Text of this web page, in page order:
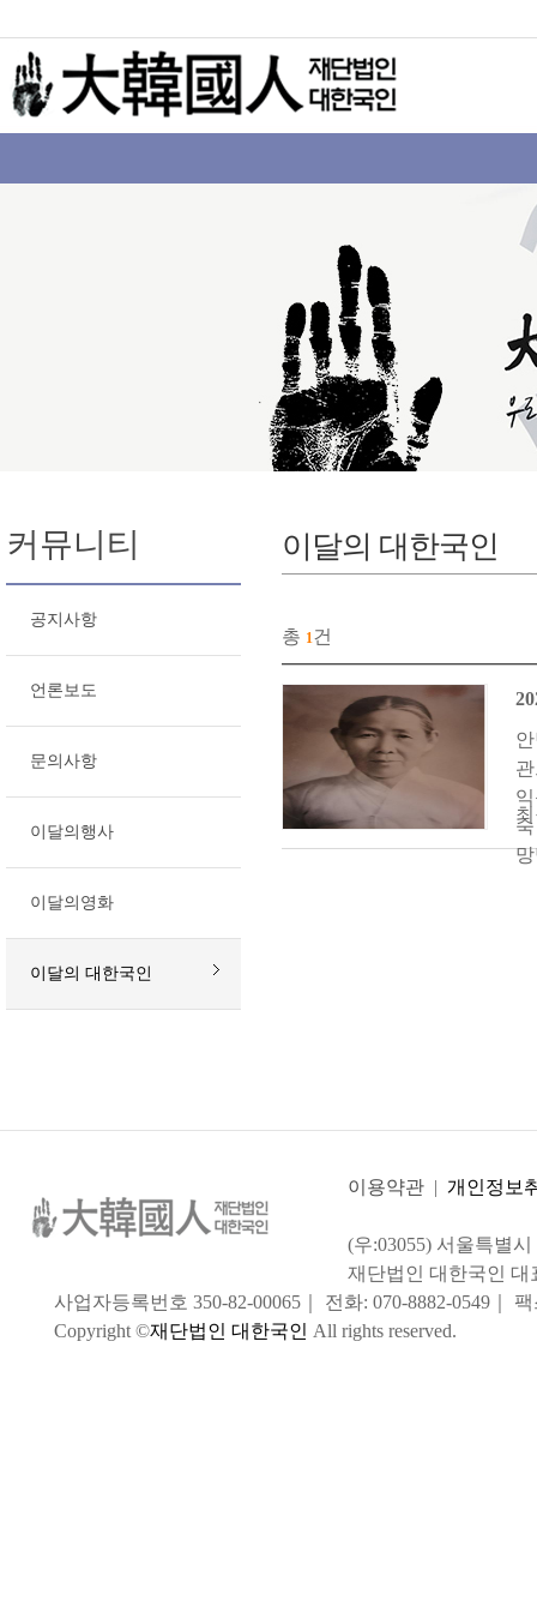
커뮤니티
공지사항
언론보도
문의사항
이달의행사
이달의영화
이달의 대한국인
이달의 대한국인
총 1건
망
이용약관 | 개인정보
(우:03055) 서울특별
재단법인 대한국인 대
사업자등록번호 350-82-00065｜ 전화: 070-8882-0549｜ 팩
Copyright ©재단법인 대한국인 All rights reserved.